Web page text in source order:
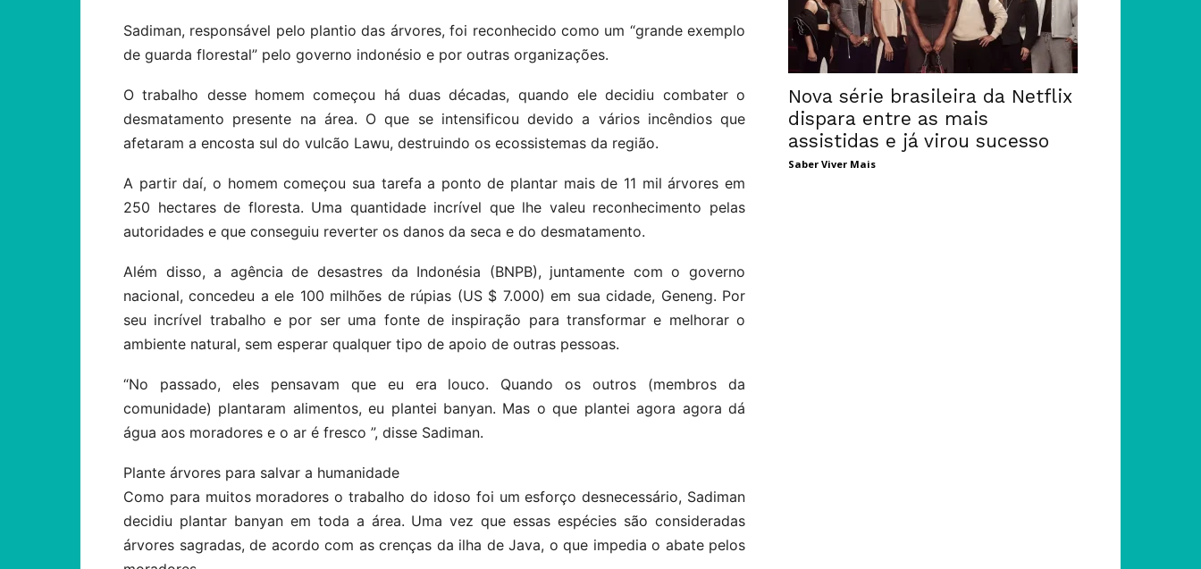
Sadiman, responsável pelo plantio das árvores, foi reconhecido como um “grande exemplo
de guarda florestal” pelo governo indonésio e por outras organizações.
O trabalho desse homem começou há duas décadas, quando ele decidiu combater o
desmatamento presente na área. O que se intensificou devido a vários incêndios que
afetaram a encosta sul do vulcão Lawu, destruindo os ecossistemas da região.
A partir daí, o homem começou sua tarefa a ponto de plantar mais de 11 mil árvores em
250 hectares de floresta. Uma quantidade incrível que lhe valeu reconhecimento pelas
autoridades e que conseguiu reverter os danos da seca e do desmatamento.
Além disso, a agência de desastres da Indonésia (BNPB), juntamente com o governo
nacional, concedeu a ele 100 milhões de rúpias (US $ 7.000) em sua cidade, Geneng. Por
seu incrível trabalho e por ser uma fonte de inspiração para transformar e melhorar o
ambiente natural, sem esperar qualquer tipo de apoio de outras pessoas.
“No passado, eles pensavam que eu era louco. Quando os outros (membros da
comunidade) plantaram alimentos, eu plantei banyan. Mas o que plantei agora agora dá
água aos moradores e o ar é fresco ”, disse Sadiman.
Plante árvores para salvar a humanidade
Como para muitos moradores o trabalho do idoso foi um esforço desnecessário, Sadiman
decidiu plantar banyan em toda a área. Uma vez que essas espécies são consideradas
árvores sagradas, de acordo com as crenças da ilha de Java, o que impedia o abate pelos
Nova série brasileira da Netflix
dispara entre as mais
assistidas e já virou sucesso
Saber Viver Mais